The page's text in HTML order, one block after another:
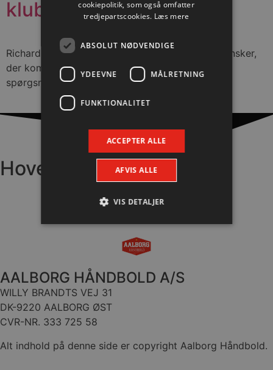
klubben
Richard Kappelin er ny makker til Ole Erevik, svensker,
der kommer via Spanien og Qatar, svarer på fem
spørgsmål
Hovedpartnere
AALBORG HÅNDBOLD A/S
WILLY BRANDTS VEJ 31
DK-9220 AALBORG ØST
CVR-NR. 333 725 58
Alt indhold på denne side er copyright Aalborg Håndbold.
cookiepolitik, som også omfatter
tredjepartscookies. Læs mere
ABSOLUT NØDVENDIGE
YDEEVNE MÅLRETNING
FUNKTIONALITET
ACCEPTER ALLE
AFVIS ALLE
VIS DETALJER
Absolut nødvendige
Målretning
Absolut nødvendige cookies muliggør
hjemmesidens grundlæggende funktionalitet
såsom brugerlogin og kontoadministration.
Hjemmesiden kan ikke bruges korrekt uden de
absolut nødvendige cookies.
Navn Udbyder / Domæne